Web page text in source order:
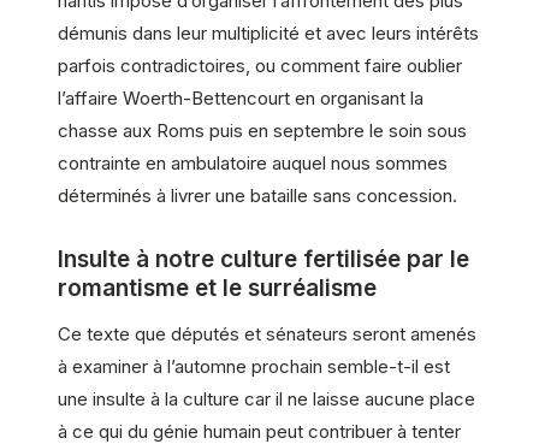
démunis dans leur multiplicité et avec leurs intérêts
parfois contradictoires, ou comment faire oublier
l’affaire Woerth-Bettencourt en organisant la
chasse aux Roms puis en septembre le soin sous
contrainte en ambulatoire auquel nous sommes
déterminés à livrer une bataille sans concession.
Insulte à notre culture fertilisée par le
romantisme et le surréalisme
Ce texte que députés et sénateurs seront amenés
à examiner à l’automne prochain semble-t-il est
une insulte à la culture car il ne laisse aucune place
à ce qui du génie humain peut contribuer à tenter